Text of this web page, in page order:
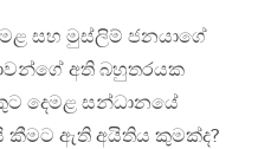
සහ මුස්ලිම් ජනයාගේ
අති බහුතරයක
දෙමළ සන්ධානයේ
කීමට ඇති අයිතිය කුමක්ද?